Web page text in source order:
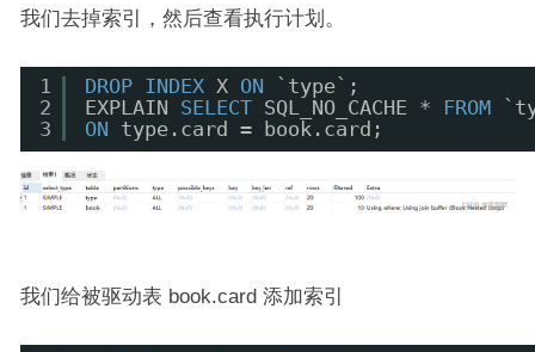
我们去掉索引，然后查看执行计划。
1
2
3
DROP INDEX X ON
`type`;
EXPLAIN SELECT SQL_NO_CACHE * FROM
ON
type.card = book.card;
我们给被驱动表 book.card 添加索引